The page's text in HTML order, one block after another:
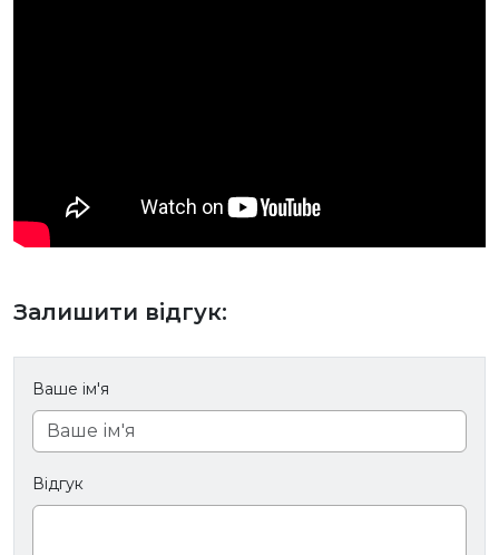
Залишити відгук:
Ваше ім'я
Відгук